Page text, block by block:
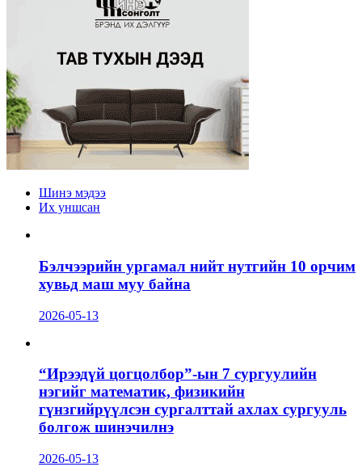
Шинэ мэдээ
Их уншсан
Бэлчээрийн ургамал нийт нутгийн 10 орчим
хувьд маш муу байна
2026-05-13
“Ирээдүй цогцолбор”-ын 7 сургуулийн
нэгийг математик, физикийн
гүнзгийрүүлсэн сургалттай ахлах сургууль
болгож шинэчилнэ
2026-05-13